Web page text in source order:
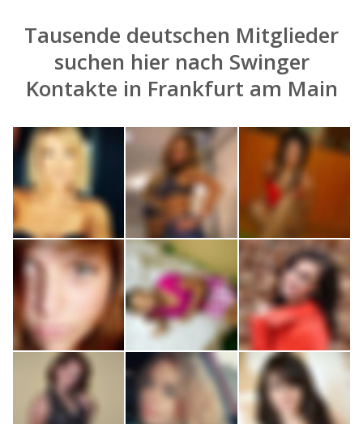
Tausende deutschen Mitglieder
suchen hier nach Swinger
Kontakte in Frankfurt am Main